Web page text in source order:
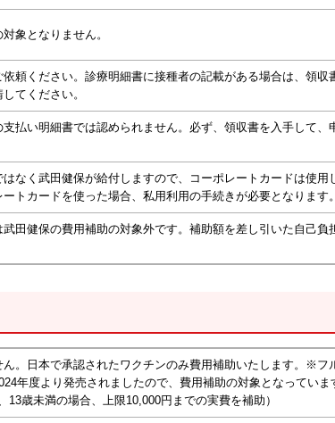
象となりません。
頼ください。診療明細書に接種者の記載がある場合は、領収
てください。
払い明細書では認められません。必ず、領収書を入手して、
なく武田健保が給付しますので、コーポレートカードは使用
トカードを使った場合、私用利用の手続きが必要となります。
田健保の費用補助の対象外です。補助額を差し引いた自己負
ん。日本で承認されたワクチンのみ費用補助いたします。※フ
年度より発売されましたので、費用補助の対象となっていま
13歳未満の場合、上限10,000円までの実費を補助）